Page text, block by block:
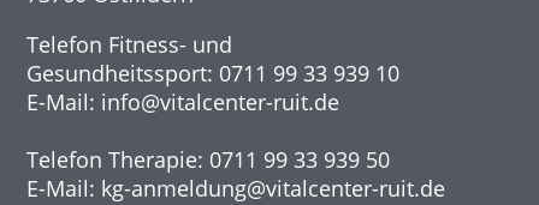
Telefon Fitness- und
Gesundheitssport: 0711 99 33 939 10
E-Mail: info@vitalcenter-ruit.de
Telefon Therapie: 0711 99 33 939 50
E-Mail: kg-anmeldung@vitalcenter-ruit.de